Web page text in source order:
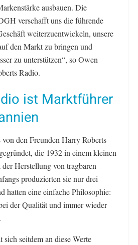
ausbauen. Die
verschafft uns die führende
weiterzuentwickeln, unsere
den Markt zu bringen und
zu unterstützen“, so Owen
Radio.
ist Marktführer
den Freunden Harry Roberts
die 1932 in einem kleinen
Herstellung von tragbaren
produzierten sie nur drei
hatten eine einfache Philosophie:
der Qualität und immer wieder
sich seitdem an diese Werte